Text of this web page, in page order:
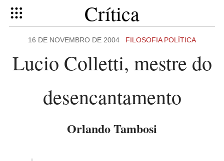
Crítica
16 DE NOVEMBRO DE 2004 FILOSOFIA POLÍTICA
Lucio Colletti, mestre do
desencantamento
Orlando Tambosi